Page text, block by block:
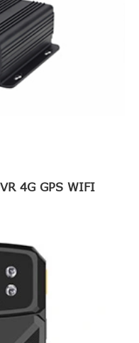
4G GPS WIFI